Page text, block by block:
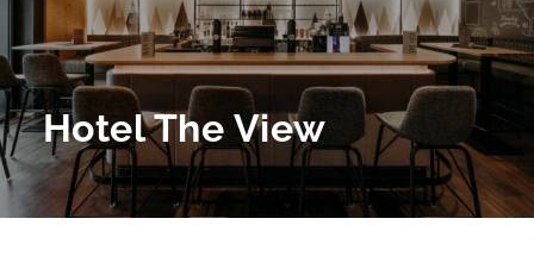
Hotel The View